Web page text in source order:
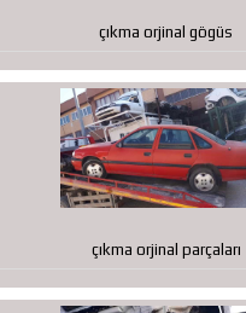
çıkma orjinal gögüs
çıkma orjinal parçaları